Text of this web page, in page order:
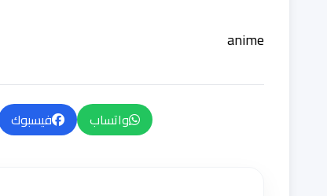
anime
واتساب فيسبوك